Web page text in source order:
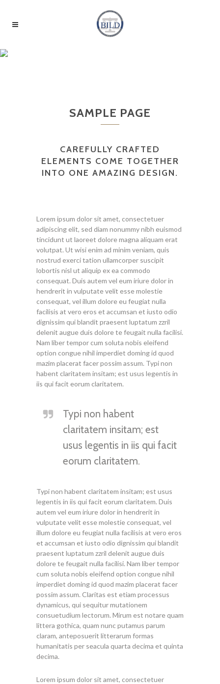
SAMPLE PAGE
CAREFULLY CRAFTED
ELEMENTS COME TOGETHER
INTO ONE AMAZING DESIGN.
Lorem ipsum dolor sit amet, consectetuer
adipiscing elit, sed diam nonummy nibh euismod
tincidunt ut laoreet dolore magna aliquam erat
volutpat. Ut wisi enim ad minim veniam, quis
nostrud exerci tation ullamcorper suscipit
lobortis nisl ut aliquip ex ea commodo
consequat. Duis autem vel eum iriure dolor in
hendrerit in vulputate velit esse molestie
consequat, vel illum dolore eu feugiat nulla
facilisis at vero eros et accumsan et iusto odio
dignissim qui blandit praesent luptatum zzril
delenit augue duis dolore te feugait nulla facilisi.
Nam liber tempor cum soluta nobis eleifend
option congue nihil imperdiet doming id quod
mazim placerat facer possim assum. Typi non
habent claritatem insitam; est usus legentis in
iis qui facit eorum claritatem.
Typi non habent
claritatem insitam; est
usus legentis in iis qui facit
eorum claritatem.
Typi non habent claritatem insitam; est usus
legentis in iis qui facit eorum claritatem. Duis
autem vel eum iriure dolor in hendrerit in
vulputate velit esse molestie consequat, vel
illum dolore eu feugiat nulla facilisis at vero eros
et accumsan et iusto odio dignissim qui blandit
praesent luptatum zzril delenit augue duis
dolore te feugait nulla facilisi. Nam liber tempor
cum soluta nobis eleifend option congue nihil
imperdiet doming id quod mazim placerat facer
possim assum. Claritas est etiam processus
dynamicus, qui sequitur mutationem
consuetudium lectorum. Mirum est notare quam
littera gothica, quam nunc putamus parum
claram, anteposuerit litterarum formas
humanitatis per seacula quarta decima et quinta
decima.
Lorem ipsum dolor sit amet, consectetuer